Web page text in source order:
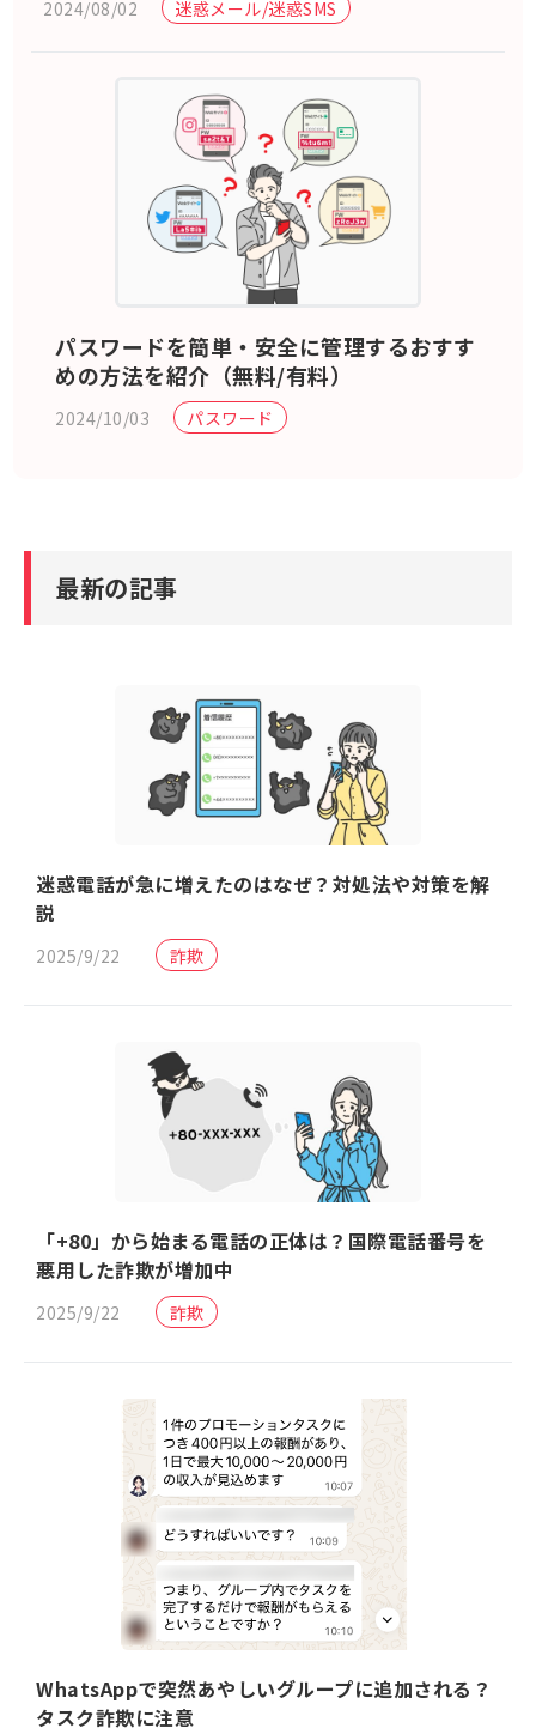
2024/08/02 迷惑メール/迷惑SMS
パスワードを簡単・安全に管理するおすす
めの方法を紹介（無料/有料）
2024/10/03 パスワード
最新の記事
迷惑電話が急に増えたのはなぜ？対処法や対策を解
説
2025/9/22 詐欺
「+80」から始まる電話の正体は？国際電話番号を
悪用した詐欺が増加中
2025/9/22 詐欺
WhatsAppで突然あやしいグループに追加される？
タスク詐欺に注意